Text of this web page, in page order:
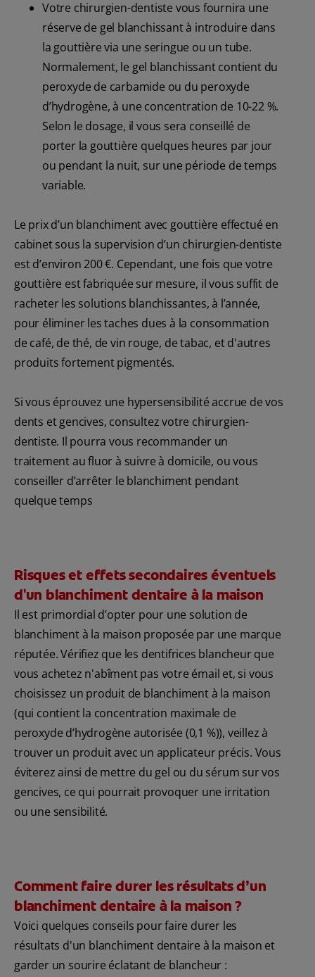
Votre chirurgien-dentiste vous fournira une
réserve de gel blanchissant à introduire dans
la gouttière via une seringue ou un tube.
Normalement, le gel blanchissant contient du
peroxyde de carbamide ou du peroxyde
d’hydrogène, à une concentration de 10-22 %.
Selon le dosage, il vous sera conseillé de
porter la gouttière quelques heures par jour
ou pendant la nuit, sur une période de temps
variable.
Le prix d’un blanchiment avec gouttière effectué en
cabinet sous la supervision d’un chirurgien-dentiste
est d’environ 200 €. Cependant, une fois que votre
gouttière est fabriquée sur mesure, il vous suffit de
racheter les solutions blanchissantes, à l’année,
pour éliminer les taches dues à la consommation
de café, de thé, de vin rouge, de tabac, et d'autres
produits fortement pigmentés.
Si vous éprouvez une hypersensibilité accrue de vos
dents et gencives, consultez votre chirurgien-
dentiste. Il pourra vous recommander un
traitement au fluor à suivre à domicile, ou vous
conseiller d’arrêter le blanchiment pendant
quelque temps
Risques et effets secondaires éventuels
d'un blanchiment dentaire à la maison
Il est primordial d’opter pour une solution de
blanchiment à la maison proposée par une marque
réputée. Vérifiez que les dentifrices blancheur que
vous achetez n'abîment pas votre émail et, si vous
choisissez un produit de blanchiment à la maison
(qui contient la concentration maximale de
peroxyde d’hydrogène autorisée (0,1 %)), veillez à
trouver un produit avec un applicateur précis. Vous
éviterez ainsi de mettre du gel ou du sérum sur vos
gencives, ce qui pourrait provoquer une irritation
ou une sensibilité.
Comment faire durer les résultats d’un
blanchiment dentaire à la maison ?
Voici quelques conseils pour faire durer les
résultats d'un blanchiment dentaire à la maison et
garder un sourire éclatant de blancheur :